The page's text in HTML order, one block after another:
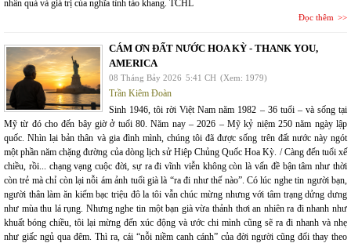
nhân quả và giá trị của nghĩa tình tào khang. TCHL
Đọc thêm
CÁM ƠN ĐẤT NƯỚC HOA KỲ - THANK YOU,
AMERICA
08 Tháng Bảy 2026 5:41 CH (Xem: 1979)
Trần Kiêm Đoàn
Sinh 1946, tôi rời Việt Nam năm 1982 – 36 tuổi – và sống tại
Mỹ từ đó cho đến bây giờ ở tuổi 80. Năm nay – 2026 – Mỹ kỷ niệm 250 năm ngày lập
quốc. Nhìn lại bản thân và gia đình mình, chúng tôi đã được sống trên đất nước này ngót
một phần năm chặng đường của dòng lịch sử Hiệp Chủng Quốc Hoa Kỳ. / Càng đến tuổi xế
chiều, rồi... chạng vạng cuộc đời, sự ra đi vĩnh viễn không còn là vấn đề bận tâm như thời
còn trẻ mà chỉ còn lại nỗi ám ảnh tuổi già là “ra đi như thế nào”. Có lúc nghe tin người bạn,
người thân làm ăn kiếm bạc triệu đô la tôi vẫn chúc mừng nhưng với tâm trạng dửng dưng
như mùa thu lá rụng. Nhưng nghe tin một bạn già vừa thảnh thơi an nhiên ra đi nhanh như
khuất bóng chiều, tôi lại mừng đến xúc động và ước chi mình cũng sẽ ra đi nhanh và nhẹ
như giấc ngủ qua đêm. Thì ra, cái “nỗi niềm canh cánh” của đời người cũng đổi thay theo